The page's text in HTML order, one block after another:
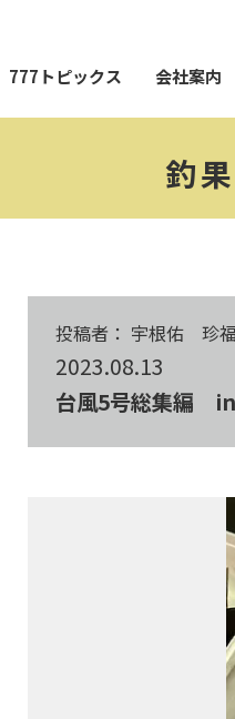
777トピックス 会社案内
釣
投稿者： 宇根佑 珍
2023.08.13
台風5号総集編